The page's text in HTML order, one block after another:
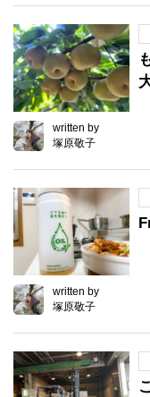
written by
塚原敬子
written by
塚原敬子